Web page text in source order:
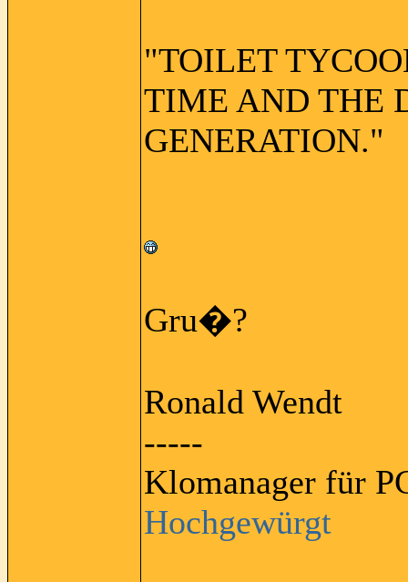
"TOILET
TIME AND THE
GENERATION."
Gru�?
Ronald Wendt
-----
Klomanager für
Hochgewürgt